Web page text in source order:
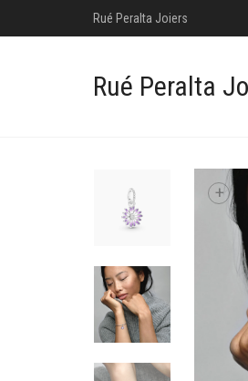
Rué Peralta Joiers
Rué Peralta
+